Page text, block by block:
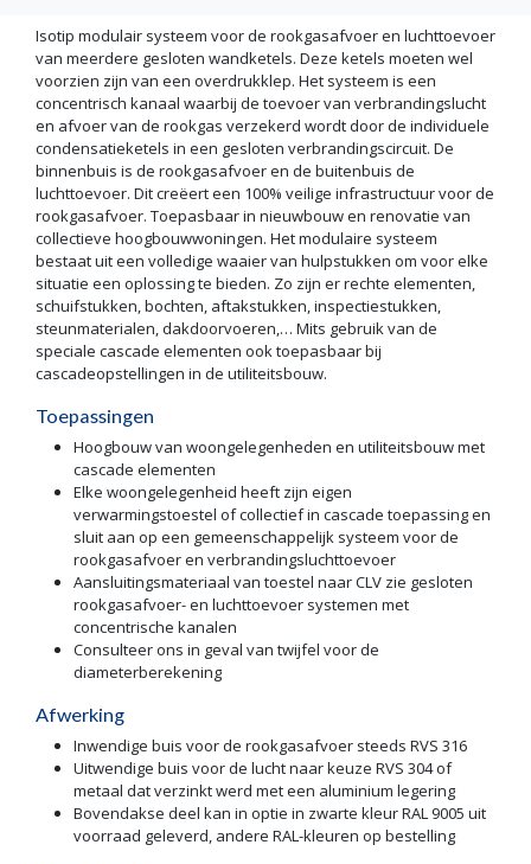
Isotip modulair systeem voor de rookgasafvoer en luchttoevoer
van meerdere gesloten wandketels. Deze ketels moeten wel
voorzien zijn van een overdrukklep. Het systeem is een
concentrisch kanaal waarbij de toevoer van verbrandingslucht
en afvoer van de rookgas verzekerd wordt door de individuele
condensatieketels in een gesloten verbrandingscircuit. De
binnenbuis is de rookgasafvoer en de buitenbuis de
luchttoevoer. Dit creëert een 100% veilige infrastructuur voor de
rookgasafvoer. Toepasbaar in nieuwbouw en renovatie van
collectieve hoogbouwwoningen. Het modulaire systeem
bestaat uit een volledige waaier van hulpstukken om voor elke
situatie een oplossing te bieden. Zo zijn er rechte elementen,
schuifstukken, bochten, aftakstukken, inspectiestukken,
steunmaterialen, dakdoorvoeren,… Mits gebruik van de
speciale cascade elementen ook toepasbaar bij
cascadeopstellingen in de utiliteitsbouw.
Toepassingen
Hoogbouw van woongelegenheden en utiliteitsbouw met
cascade elementen
Elke woongelegenheid heeft zijn eigen
verwarmingstoestel of collectief in cascade toepassing en
sluit aan op een gemeenschappelijk systeem voor de
rookgasafvoer en verbrandingsluchttoevoer
Aansluitingsmateriaal van toestel naar CLV zie gesloten
rookgasafvoer- en luchttoevoer systemen met
concentrische kanalen
Consulteer ons in geval van twijfel voor de
diameterberekening
Afwerking
Inwendige buis voor de rookgasafvoer steeds RVS 316
Uitwendige buis voor de lucht naar keuze RVS 304 of
metaal dat verzinkt werd met een aluminium legering
Bovendakse deel kan in optie in zwarte kleur RAL 9005 uit
voorraad geleverd, andere RAL-kleuren op bestelling